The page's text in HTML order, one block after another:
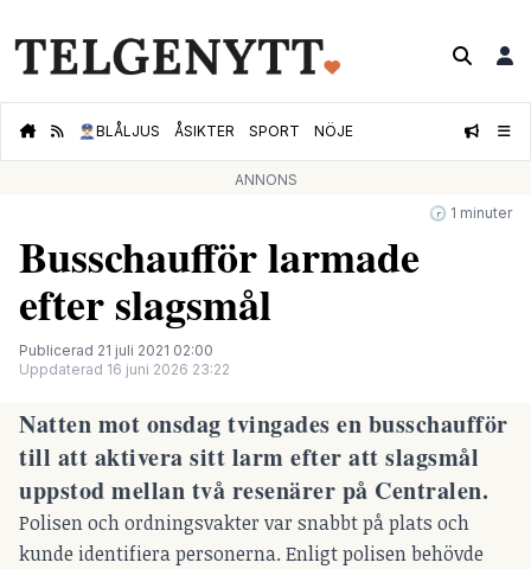
👮🏻‍♂️BLÅLJUS ÅSIKTER SPORT NÖJE
ANNONS
🕝 1 minuter
Busschaufför larmade
efter slagsmål
Publicerad 21 juli 2021 02:00
Uppdaterad 16 juni 2026 23:22
Natten mot onsdag tvingades en busschaufför
till att aktivera sitt larm efter att slagsmål
uppstod mellan två resenärer på Centralen.
Polisen och ordningsvakter var snabbt på plats och
kunde identifiera personerna. Enligt polisen behövde